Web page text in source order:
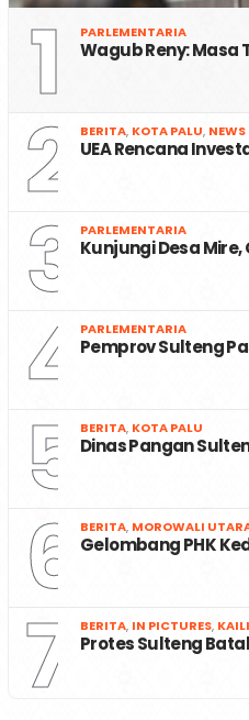
1 PARLEMENTARIA
Wagub Reny: Masa
2 BERITA, KOTA PALU, NEWS
UEA Rencana
3 PARLEMENTARIA
Kunjungi Desa
4 PARLEMENTARIA
Pemprov Sulteng
5 BERITA, KOTA PALU
Dinas Pangan
6 BERITA, MOROWALI
Gelombang PHK
7 BERITA, IN PICTURES,
Protes Sulteng